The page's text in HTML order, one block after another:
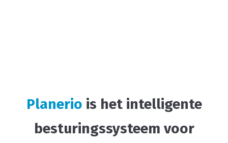
Planerio is het intelligente
besturingssysteem voor